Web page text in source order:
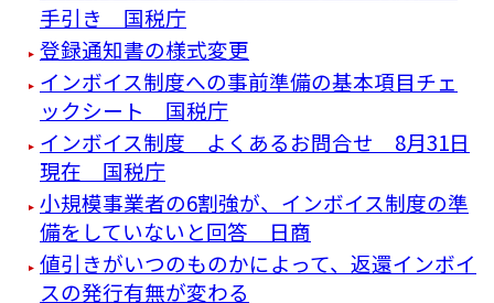
手引き 国税庁
登録通知書の様式変更
インボイス制度への事前準備の基本項目チェ
ックシート 国税庁
インボイス制度 よくあるお問合せ 8月31日
現在 国税庁
小規模事業者の6割強が、インボイス制度の準
備をしていないと回答 日商
値引きがいつのものかによって、返還インボイ
スの発行有無が変わる